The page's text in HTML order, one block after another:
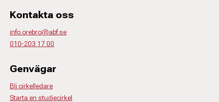
Kontakta oss
info.orebro@abf.se
010-203 17 00
Genvägar
Bli cirkelledare
Starta en studiecirkel